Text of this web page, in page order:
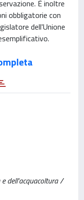
È inoltre
obbligatorie con
dell'Unione
dell'acquacoltura /